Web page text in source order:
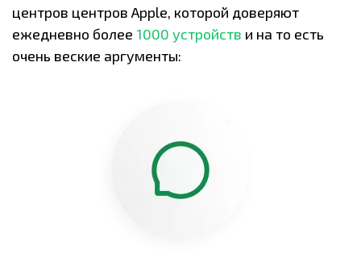
центров центров Apple, которой доверяют
ежедневно более 1000 устройств и на то есть
очень веские аргументы: